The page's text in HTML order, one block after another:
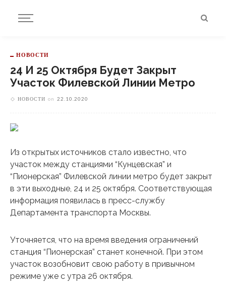
НОВОСТИ
24 И 25 Октября Будет Закрыт
Участок Филевской Линии Метро
НОВОСТИ on 22.10.2020
Из открытых источников стало известно, что
участок между станциями “Кунцевская” и
“Пионерская” Филевской линии метро будет закрыт
в эти выходные, 24 и 25 октября. Соответствующая
информация появилась в пресс-службу
Департамента транспорта Москвы.
Уточняется, что на время введения ограничений
станция “Пионерская” станет конечной. При этом
участок возобновит свою работу в привычном
режиме уже с утра 26 октября.